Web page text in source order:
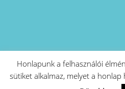
A
Honlapunk a felhasználói
sütiket alkalmaz, melyet a